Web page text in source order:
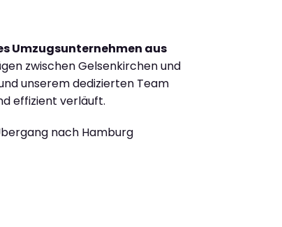
Umzugsunternehmen aus
zwischen Gelsenkirchen und
unserem dedizierten Team
effizient verläuft.
nach Hamburg